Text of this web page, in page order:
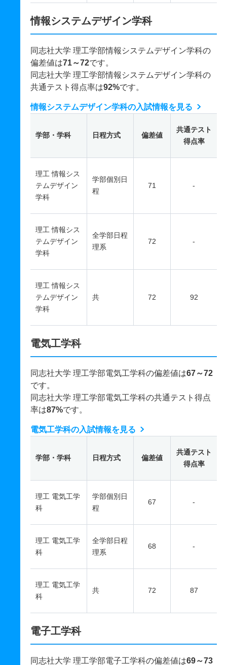
情報システムデザイン学科
同志社大学 理工学部情報システムデザイン学科の
偏差値は71～72です。
同志社大学 理工学部情報システムデザイン学科の
共通テスト得点率は92%です。
情報システムデザイン学科の入試情報を見る
学部・学科 日程方式 偏差値
共通テスト
得点率
理工 情報シス
テムデザイン
学科
学部個別日
程
71 -
理工 情報シス
テムデザイン
学科
全学部日程
理系
72 -
理工 情報シス
テムデザイン
学科
共 72 92
電気工学科
同志社大学 理工学部電気工学科の偏差値は67～72
です。
同志社大学 理工学部電気工学科の共通テスト得点
率は87%です。
電気工学科の入試情報を見る
学部・学科 日程方式 偏差値
共通テスト
得点率
理工 電気工学
科
学部個別日
程
67 -
理工 電気工学
科
全学部日程
理系
68 -
理工 電気工学
科
共 72 87
電子工学科
同志社大学 理工学部電子工学科の偏差値は69～73